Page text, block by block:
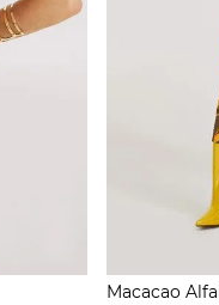
Macacao